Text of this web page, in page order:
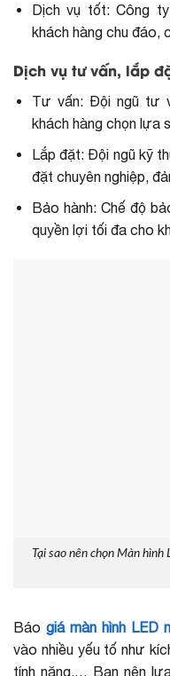
Dịch vụ tốt: Công
khách hàng chu đáo,
Dịch vụ tư vấn, lắp
Tư vấn: Đội ngũ tư
khách hàng chọn lựa
Lắp đặt: Đội ngũ kỹ
đặt chuyên nghiệp,
Bảo hành: Chế độ
quyền lợi tối đa cho
Tại sao nên chọn Màn
Báogiá màn hình LED
vào nhiều yếu tố như
tính năng,… Bạn nên